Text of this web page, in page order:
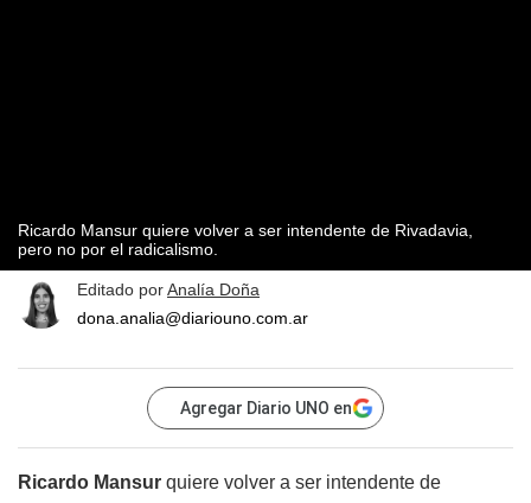
Ricardo Mansur quiere volver a ser intendente de Rivadavia,
pero no por el radicalismo.
Editado porAnalía Doña
dona.analia@diariouno.com.ar
Agregar Diario UNO en
Ricardo Mansur quiere volver a ser intendente de